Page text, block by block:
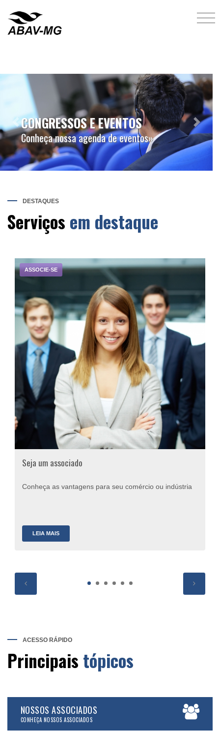
SEJA UM ASSOCIADO
Conheça as vantagens de se associar»
Previous Next
DESTAQUES
Serviços em destaque
ASSOCIE-SE
Seja um associado
Conheça as vantagens para seu comércio ou indústria
LEIA MAIS
ACESSO RÁPIDO
Principais tópicos
NOSSOS ASSOCIADOS
CONHEÇA NOSSOS ASSOCIADOS